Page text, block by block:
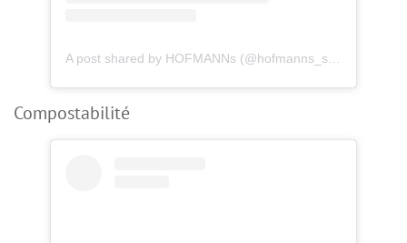
Compostabilité